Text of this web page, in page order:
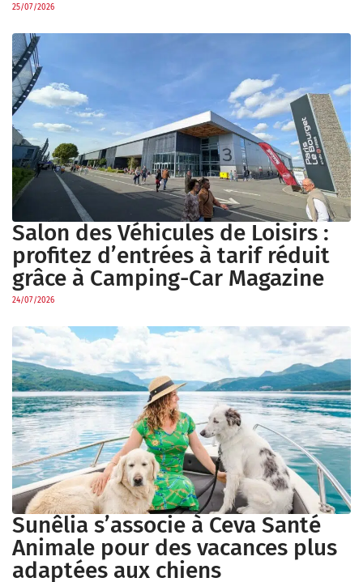
25/07/2026
Salon des Véhicules de Loisirs :
profitez d’entrées à tarif réduit
grâce à Camping-Car Magazine
24/07/2026
Sunêlia s’associe à Ceva Santé
Animale pour des vacances plus
adaptées aux chiens